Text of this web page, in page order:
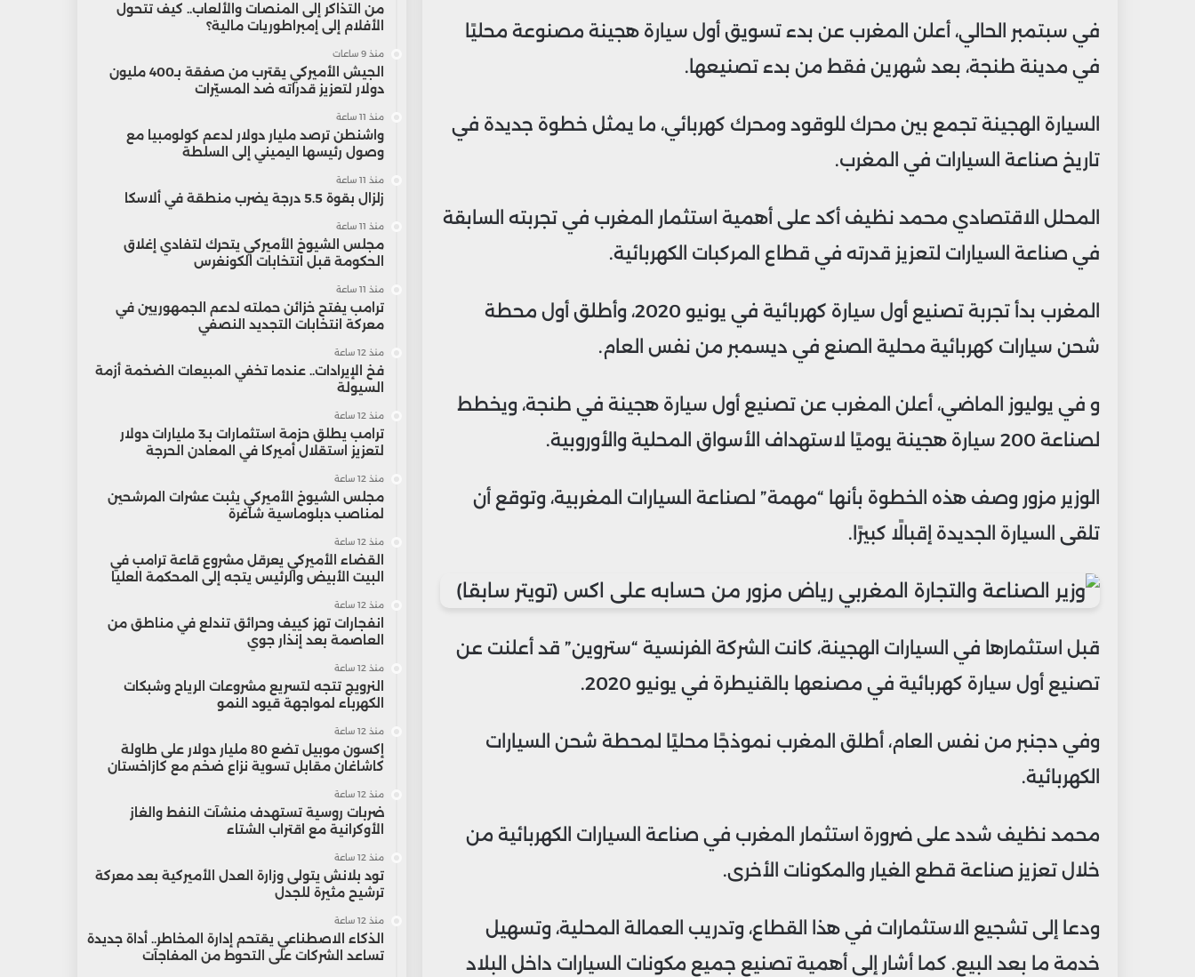
في سبتمبر الحالي، أعلن المغرب عن بدء تسويق أول سيارة هجينة مصنوعة محليًا
في مدينة طنجة، بعد شهرين فقط من بدء تصنيعها.
السيارة الهجينة تجمع بين محرك للوقود ومحرك كهربائي، ما يمثل خطوة جديدة في
تاريخ صناعة السيارات في المغرب.
المحلل الاقتصادي محمد نظيف أكد على أهمية استثمار المغرب في تجربته السابقة
في صناعة السيارات لتعزيز قدرته في قطاع المركبات الكهربائية.
المغرب بدأ تجربة تصنيع أول سيارة كهربائية في يونيو 2020، وأطلق أول محطة
شحن سيارات كهربائية محلية الصنع في ديسمبر من نفس العام.
و في يوليوز الماضي، أعلن المغرب عن تصنيع أول سيارة هجينة في طنجة، ويخطط
لصناعة 200 سيارة هجينة يوميًا لاستهداف الأسواق المحلية والأوروبية.
الوزير مزور وصف هذه الخطوة بأنها “مهمة” لصناعة السيارات المغربية، وتوقع أن
تلقى السيارة الجديدة إقبالًا كبيرًا.
قبل استثمارها في السيارات الهجينة، كانت الشركة الفرنسية “ستروين” قد أعلنت عن
تصنيع أول سيارة كهربائية في مصنعها بالقنيطرة في يونيو 2020.
وفي دجنبر من نفس العام، أطلق المغرب نموذجًا محليًا لمحطة شحن السيارات
الكهربائية.
محمد نظيف شدد على ضرورة استثمار المغرب في صناعة السيارات الكهربائية من
خلال تعزيز صناعة قطع الغيار والمكونات الأخرى.
ودعا إلى تشجيع الاستثمارات في هذا القطاع، وتدريب العمالة المحلية، وتسهيل
خدمة ما بعد البيع. كما أشار إلى أهمية تصنيع جميع مكونات السيارات داخل البلاد
من التذاكر إلى المنصات والألعاب.. كيف تتحول
الأفلام إلى إمبراطوريات مالية؟
منذ 9 ساعات
الجيش الأميركي يقترب من صفقة بـ400 مليون
دولار لتعزيز قدراته ضد المسيّرات
منذ 11 ساعة
واشنطن ترصد مليار دولار لدعم كولومبيا مع
وصول رئيسها اليميني إلى السلطة
منذ 11 ساعة
زلزال بقوة 5.5 درجة يضرب منطقة في ألاسكا
منذ 11 ساعة
مجلس الشيوخ الأميركي يتحرك لتفادي إغلاق
الحكومة قبل انتخابات الكونغرس
منذ 11 ساعة
ترامب يفتح خزائن حملته لدعم الجمهوريين في
معركة انتخابات التجديد النصفي
منذ 12 ساعة
فخ الإيرادات.. عندما تخفي المبيعات الضخمة أزمة
السيولة
منذ 12 ساعة
ترامب يطلق حزمة استثمارات بـ3 مليارات دولار
لتعزيز استقلال أميركا في المعادن الحرجة
منذ 12 ساعة
مجلس الشيوخ الأميركي يثبت عشرات المرشحين
لمناصب دبلوماسية شاغرة
منذ 12 ساعة
القضاء الأميركي يعرقل مشروع قاعة ترامب في
البيت الأبيض والرئيس يتجه إلى المحكمة العليا
منذ 12 ساعة
انفجارات تهز كييف وحرائق تندلع في مناطق من
العاصمة بعد إنذار جوي
منذ 12 ساعة
النرويج تتجه لتسريع مشروعات الرياح وشبكات
الكهرباء لمواجهة قيود النمو
منذ 12 ساعة
إكسون موبيل تضع 80 مليار دولار على طاولة
كاشاغان مقابل تسوية نزاع ضخم مع كازاخستان
منذ 12 ساعة
ضربات روسية تستهدف منشآت النفط والغاز
الأوكرانية مع اقتراب الشتاء
منذ 12 ساعة
تود بلانش يتولى وزارة العدل الأميركية بعد معركة
ترشيح مثيرة للجدل
منذ 12 ساعة
الذكاء الاصطناعي يقتحم إدارة المخاطر.. أداة جديدة
تساعد الشركات على التحوط من المفاجآت